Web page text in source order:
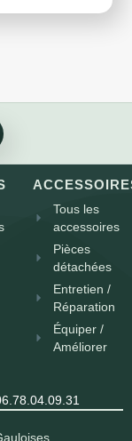
Tous les
accessoires
Pièces
détachées
Entretien /
Réparation
Équiper /
Améliorer